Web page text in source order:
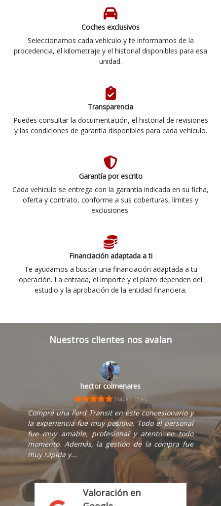
Coches exclusivos
Seleccionamos cada vehículo y te informamos de la
procedencia, el kilometraje y el historial disponibles para esa
unidad.
Transparencia
Puedes consultar la documentación, el historial de revisiones
y las condiciones de garantía disponibles para cada vehículo.
Garantía por escrito
Cada vehículo se entrega con la garantía indicada en su ficha,
oferta y contrato, conforme a sus coberturas, límites y
exclusiones.
Financiación adaptada a ti
Te ayudamos a buscar una financiación adaptada a tu
operación. La entrada, el importe y el plazo dependen del
estudio y la aprobación de la entidad financiera.
Nuestros clientes nos avalan
hector colmenares
Hace 1 mes
Compré una Ford Transit en este concesionario y
la experiencia fue muy positiva. Todo el personal
fue muy amable, profesional y atento en todo
momento. Además, la gestión de la compra fue
muy rápida y...
Valoración en